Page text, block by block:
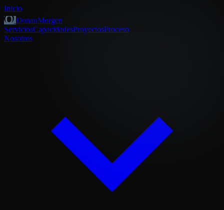
Inicio
DonauMorgen
ServiciosCapacidadesProyectosProceso
Nosotros